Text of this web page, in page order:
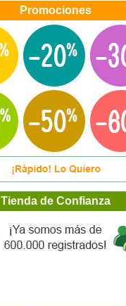
Promociones
Tienda de Confianza